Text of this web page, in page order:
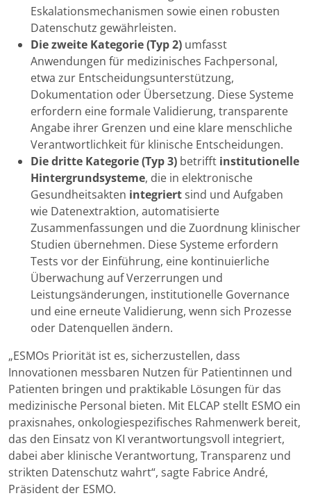
Eskalationsmechanismen sowie einen robusten
Datenschutz gewährleisten.
Die zweite Kategorie (Typ 2) umfasst
Anwendungen für medizinisches Fachpersonal,
etwa zur Entscheidungsunterstützung,
Dokumentation oder Übersetzung. Diese Systeme
erfordern eine formale Validierung, transparente
Angabe ihrer Grenzen und eine klare menschliche
Verantwortlichkeit für klinische Entscheidungen.
Die dritte Kategorie (Typ 3) betrifft institutionelle
Hintergrundsysteme, die in elektronische
Gesundheitsakten integriert sind und Aufgaben
wie Datenextraktion, automatisierte
Zusammenfassungen und die Zuordnung klinischer
Studien übernehmen. Diese Systeme erfordern
Tests vor der Einführung, eine kontinuierliche
Überwachung auf Verzerrungen und
Leistungsänderungen, institutionelle Governance
und eine erneute Validierung, wenn sich Prozesse
oder Datenquellen ändern.
„ESMOs Priorität ist es, sicherzustellen, dass
Innovationen messbaren Nutzen für Patientinnen und
Patienten bringen und praktikable Lösungen für das
medizinische Personal bieten. Mit ELCAP stellt ESMO ein
praxisnahes, onkologiespezifisches Rahmenwerk bereit,
das den Einsatz von KI verantwortungsvoll integriert,
dabei aber klinische Verantwortung, Transparenz und
strikten Datenschutz wahrt“, sagte Fabrice André,
Präsident der ESMO.